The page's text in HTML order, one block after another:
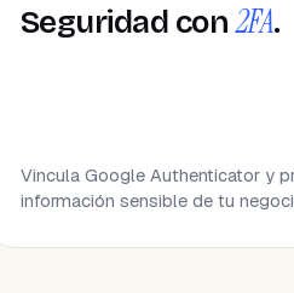
Seguridad con2FA.
Vincula Google Authenticator y
información sensible de tu